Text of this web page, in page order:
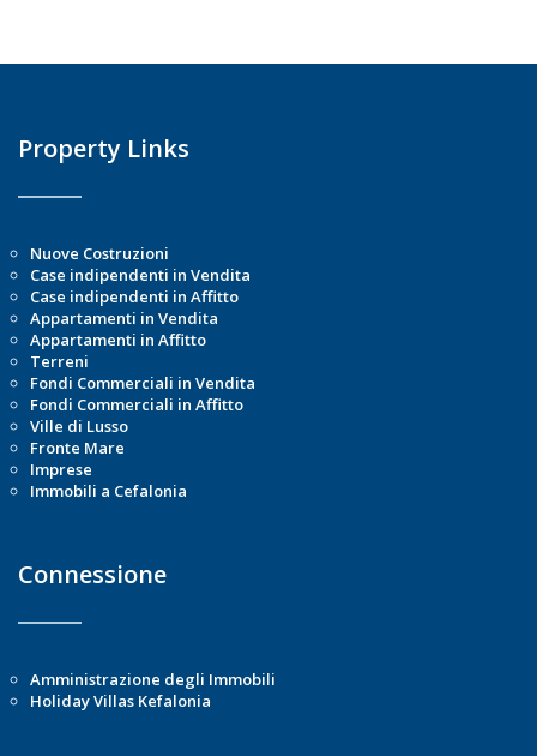
Property Links
Nuove Costruzioni
Case indipendenti in Vendita
Case indipendenti in Affitto
Appartamenti in Vendita
Appartamenti in Affitto
Terreni
Fondi Commerciali in Vendita
Fondi Commerciali in Affitto
Ville di Lusso
Fronte Mare
Imprese
Immobili a Cefalonia
Connessione
Amministrazione degli Immobili
Holiday Villas Kefalonia